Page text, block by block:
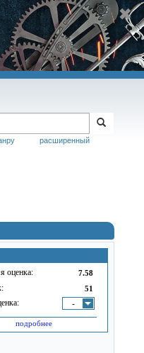
расширенный
оценка: 7.58
51
-
подробнее